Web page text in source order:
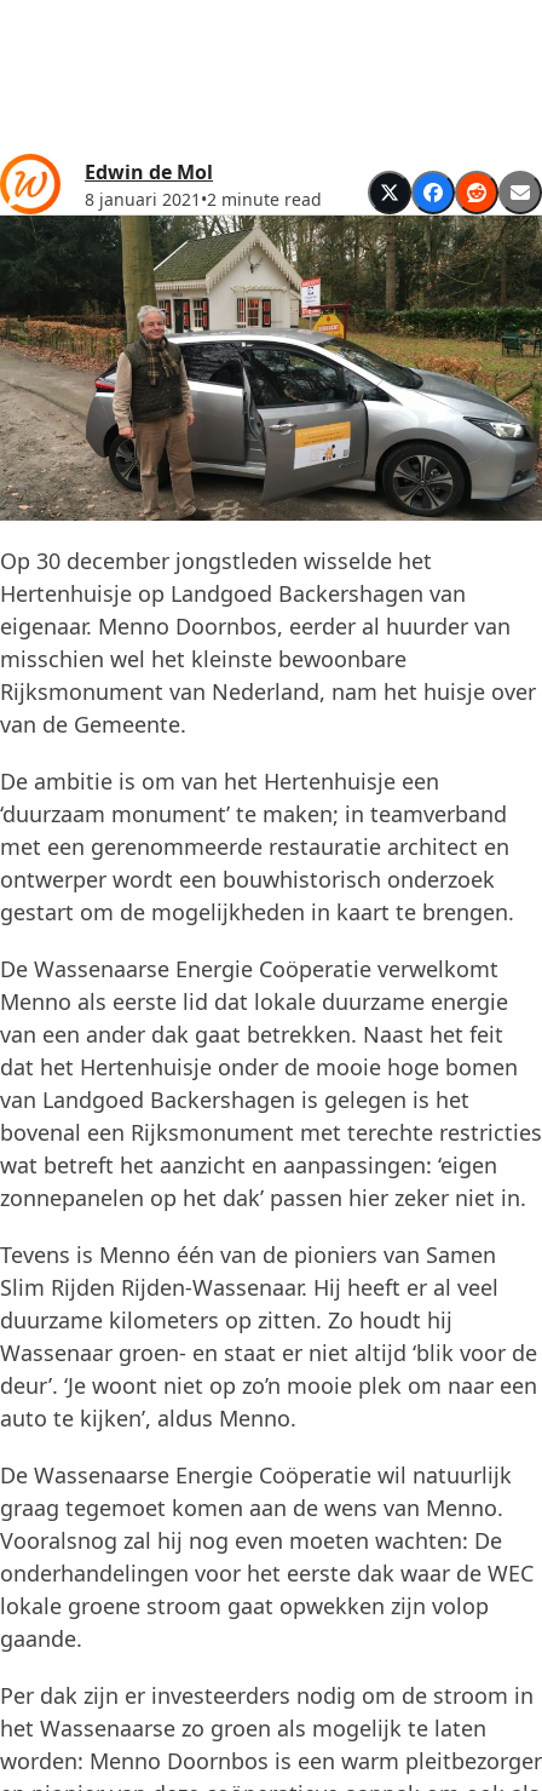
Edwin de Mol
8 januari 2021 •2 minute read
Op 30 december jongstleden wisselde het
Hertenhuisje op Landgoed Backershagen van
eigenaar. Menno Doornbos, eerder al huurder van
misschien wel het kleinste bewoonbare
Rijksmonument van Nederland, nam het huisje over
van de Gemeente.
De ambitie is om van het Hertenhuisje een
‘duurzaam monument’ te maken; in teamverband
met een gerenommeerde restauratie architect en
ontwerper wordt een bouwhistorisch onderzoek
gestart om de mogelijkheden in kaart te brengen.
De Wassenaarse Energie Coöperatie verwelkomt
Menno als eerste lid dat lokale duurzame energie
van een ander dak gaat betrekken. Naast het feit
dat het Hertenhuisje onder de mooie hoge bomen
van Landgoed Backershagen is gelegen is het
bovenal een Rijksmonument met terechte restricties
wat betreft het aanzicht en aanpassingen: ‘eigen
zonnepanelen op het dak’ passen hier zeker niet in.
Tevens is Menno één van de pioniers van Samen
Slim Rijden Rijden-Wassenaar. Hij heeft er al veel
duurzame kilometers op zitten. Zo houdt hij
Wassenaar groen- en staat er niet altijd ‘blik voor de
deur’. ‘Je woont niet op zo’n mooie plek om naar een
auto te kijken’, aldus Menno.
De Wassenaarse Energie Coöperatie wil natuurlijk
graag tegemoet komen aan de wens van Menno.
Vooralsnog zal hij nog even moeten wachten: De
onderhandelingen voor het eerste dak waar de WEC
lokale groene stroom gaat opwekken zijn volop
gaande.
Per dak zijn er investeerders nodig om de stroom in
het Wassenaarse zo groen als mogelijk te laten
worden: Menno Doornbos is een warm pleitbezorger